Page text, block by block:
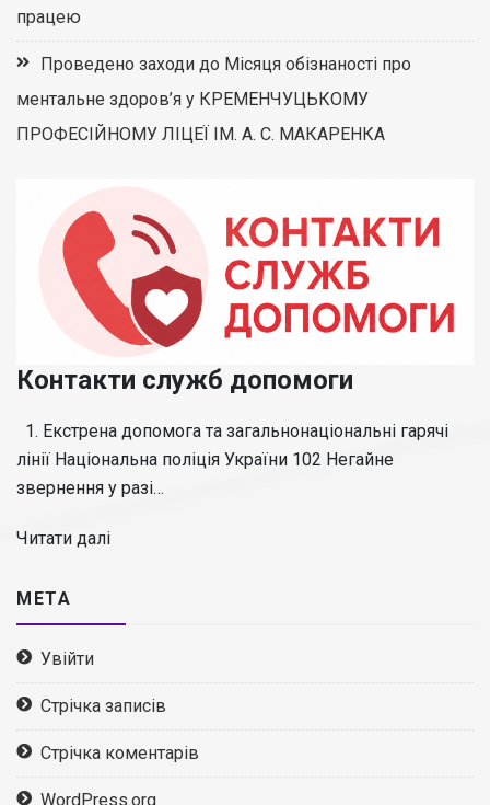
працею
Проведено заходи до Місяця обізнаності про
ментальне здоров’я у КРЕМЕНЧУЦЬКОМУ
ПРОФЕСІЙНОМУ ЛІЦЕЇ ІМ. А. С. МАКАРЕНКА
Контакти служб допомоги
1. Екстрена допомога та загальнонаціональні гарячі
лінії Національна поліція України 102 Негайне
звернення у разі…
Читати далі
МЕТА
Увійти
Стрічка записів
Стрічка коментарів
WordPress.org